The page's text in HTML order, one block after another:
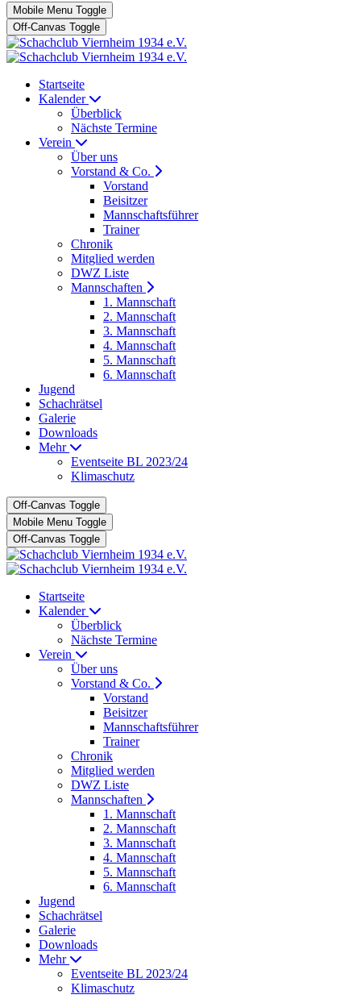
Mobile Menu Toggle
Off-Canvas Toggle
Startseite
Kalender
Überblick
Nächste Termine
Verein
Über uns
Vorstand & Co.
Vorstand
Beisitzer
Mannschaftsführer
Trainer
Chronik
Mitglied werden
DWZ Liste
Mannschaften
1. Mannschaft
2. Mannschaft
3. Mannschaft
4. Mannschaft
5. Mannschaft
6. Mannschaft
Jugend
Schachrätsel
Galerie
Downloads
Mehr
Eventseite BL 2023/24
Klimaschutz
Off-Canvas Toggle
Mobile Menu Toggle
Off-Canvas Toggle
Startseite
Kalender
Überblick
Nächste Termine
Verein
Über uns
Vorstand & Co.
Vorstand
Beisitzer
Mannschaftsführer
Trainer
Chronik
Mitglied werden
DWZ Liste
Mannschaften
1. Mannschaft
2. Mannschaft
3. Mannschaft
4. Mannschaft
5. Mannschaft
6. Mannschaft
Jugend
Schachrätsel
Galerie
Downloads
Mehr
Eventseite BL 2023/24
Klimaschutz